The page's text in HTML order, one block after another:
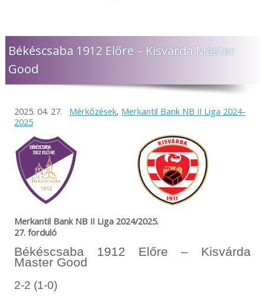
Békéscsaba 1912 Előre – Kisvárda Master
Good
2025. 04. 27. Mérkőzések, Merkantil Bank NB II Liga 2024-
2025
Merkantil Bank NB II Liga 2024/2025.
27. forduló
Békéscsaba 1912 Előre – Kisvárda
Master Good
2-2 (1-0)